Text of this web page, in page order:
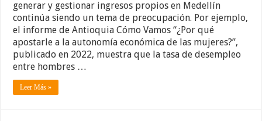
generar y gestionar ingresos propios en Medellín
continúa siendo un tema de preocupación. Por ejemplo,
el informe de Antioquia Cómo Vamos “¿Por qué
apostarle a la autonomía económica de las mujeres?”,
publicado en 2022, muestra que la tasa de desempleo
entre hombres …
Leer Más »